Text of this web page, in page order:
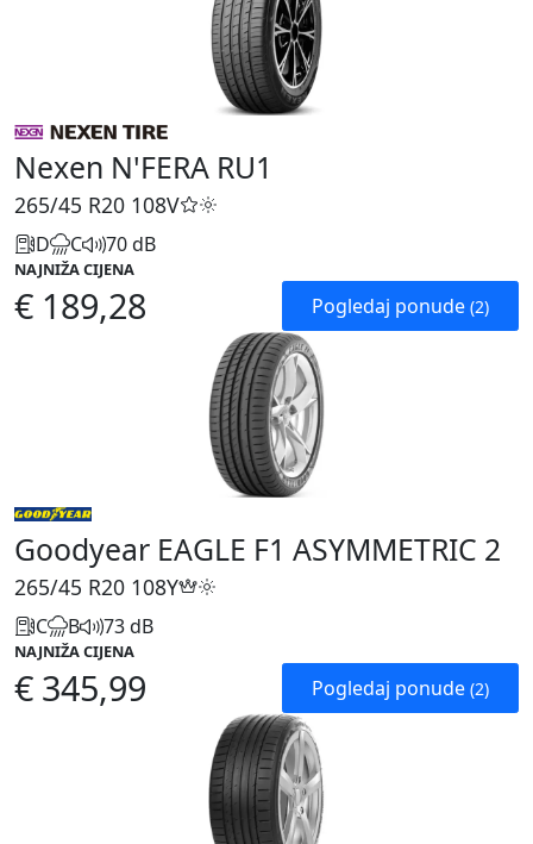
Nexen N'FERA RU1
265/45 R20 108V
D C 70 dB
NAJNIŽA CIJENA
€ 189,28 Pogledaj ponude (2)
Goodyear EAGLE F1 ASYMMETRIC 2
265/45 R20 108Y
C B 73 dB
NAJNIŽA CIJENA
€ 345,99 Pogledaj ponude (2)